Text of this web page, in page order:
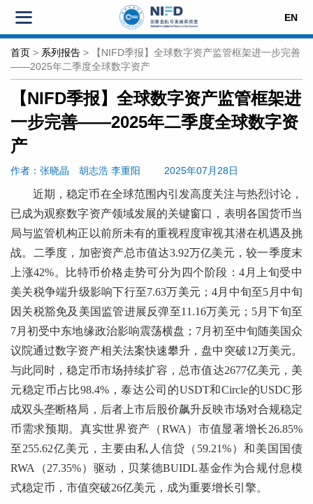
EN
首页 > 系列报告 > 【NIFD季报】全球数字资产监管框架进一步完善
——2025年二季度全球数字资产
【NIFD季报】全球数字资产监管框架进
一步完善——2025年二季度全球数字资
产
作者：张晓晶 胡志浩 李重阳 2025年07月28日
近期，稳定币在全球范围内引发高度关注与热烈讨论，
已成为观察数字资产领域发展的关键窗口，表明各国货币当
局与监管机构正以前所未有的重视程度审视其潜在机遇及挑
战。二季度，加密资产总市值达3.92万亿美元，较一季度末
上涨42%。比特币价格走势可分为四个阶段：4月上旬受中
美关税争端升级影响下行至7.63万美元；4月中旬至5月中旬
因关税豁免及美国监管进展反弹至11.16万美元；5月下旬至
7月初受中东地缘政治影响震荡横盘；7月初至中旬随美国众
议院通过数字资产相关法案快速攀升，盘中突破12万美元。
与此同时，稳定币市场持续扩容，总市值达2677亿美元，美
元稳定币占比98.4%，泰达公司的USDT和Circle的USDC形
成双头垄断格局，后者上市后股价飙升反映市场对合规稳定
币需求预期。真实世界资产（RWA）市值显著增长26.85%
至255.62亿美元，主要由私人信贷（59.21%）和美国国债
RWA（27.35%）驱动，贝莱德BUIDL基金作为合规付息模
式稳定币，市值突破26亿美元，成为重要增长引擎。